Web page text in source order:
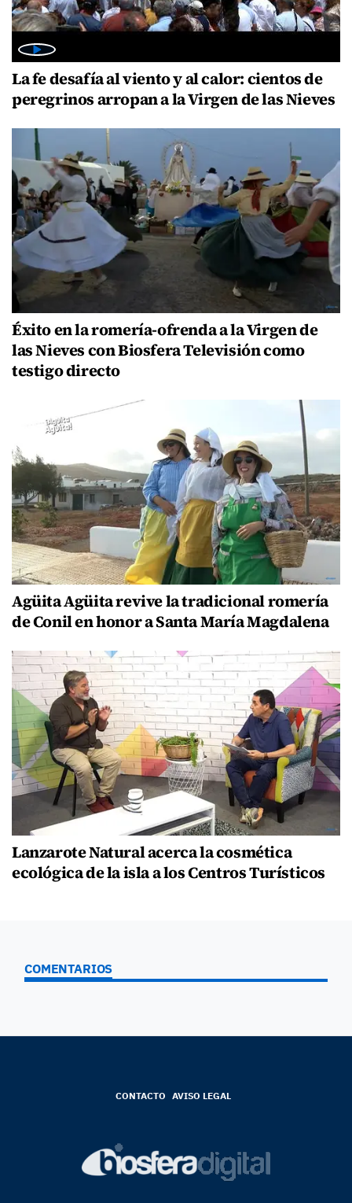
La fe desafía al viento y al calor: cientos de
peregrinos arropan a la Virgen de las Nieves
Éxito en la romería-ofrenda a la Virgen de
las Nieves con Biosfera Televisión como
testigo directo
Agüita Agüita revive la tradicional romería
de Conil en honor a Santa María Magdalena
Lanzarote Natural acerca la cosmética
ecológica de la isla a los Centros Turísticos
COMENTARIOS
CONTACTO AVISO LEGAL